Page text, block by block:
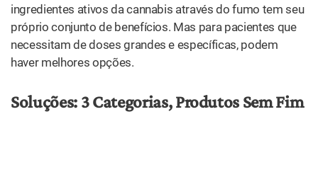
ingredientes ativos da cannabis através do fumo tem seu
próprio conjunto de benefícios. Mas para pacientes que
necessitam de doses grandes e específicas, podem
haver melhores opções.
Soluções: 3 Categorias, Produtos Sem Fim